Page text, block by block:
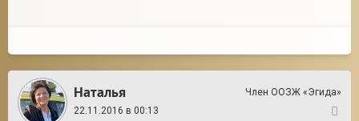
Наталья
Член ООЗЖ «Эгида»
22.11.2016 в 00:13